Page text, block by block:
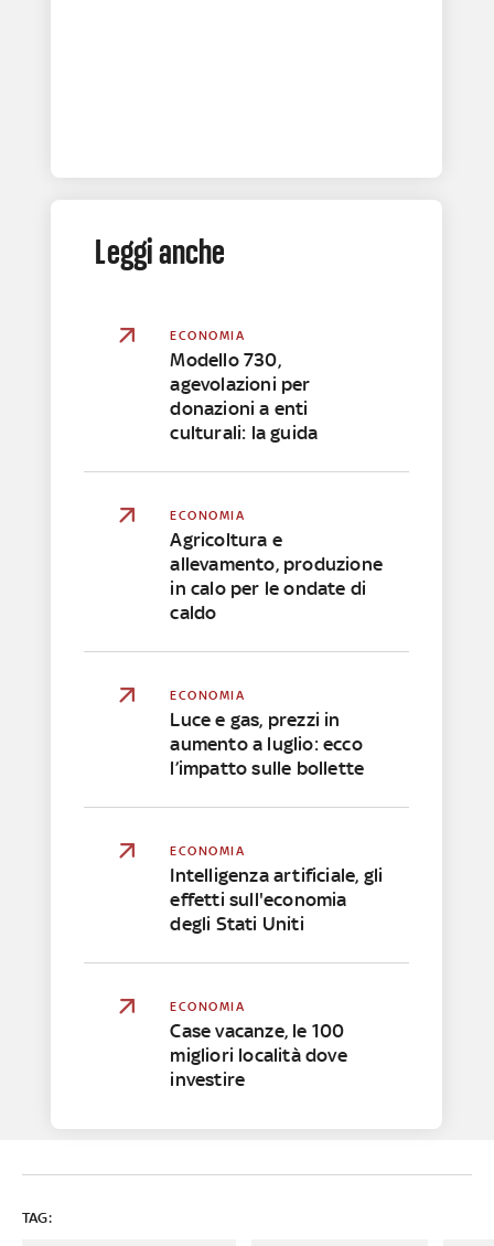
Leggi anche
ECONOMIA
Modello 730,
agevolazioni per
donazioni a enti
culturali: la guida
ECONOMIA
Agricoltura e
allevamento, produzione
in calo per le ondate di
caldo
ECONOMIA
Luce e gas, prezzi in
aumento a luglio: ecco
l’impatto sulle bollette
ECONOMIA
Intelligenza artificiale, gli
effetti sull'economia
degli Stati Uniti
ECONOMIA
Case vacanze, le 100
migliori località dove
investire
TAG: